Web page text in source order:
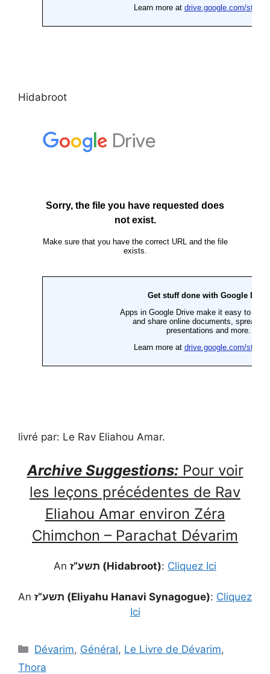
Hidabroot
livré par: Le Rav Eliahou Amar.
Archive Suggestions:Pour voir
les leçons précédentes de Rav
Eliahou Amar environ Zéra
Chimchon – Parachat Dévarim
An תשע”ז (Hidabroot): Cliquez Ici
An תשע”ז (Eliyahu Hanavi Synagogue): Cliquez
Ici
Dévarim, Général, Le Livre de Dévarim,
Thora